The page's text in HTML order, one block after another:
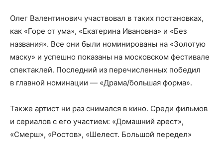
Олег Валентинович участвовал в таких постановках,
как «Горе от ума», «Екатерина Ивановна» и «Без
названия». Все они были номинированы на «Золотую
маску» и успешно показаны на московском фестивале
спектаклей. Последний из перечисленных победил
в главной номинации — «Драма/большая форма».
Также артист ни раз снимался в кино. Среди фильмов
и сериалов с его участием: «Домашний арест»,
«Смерш», «Ростов», «Шелест. Большой передел»